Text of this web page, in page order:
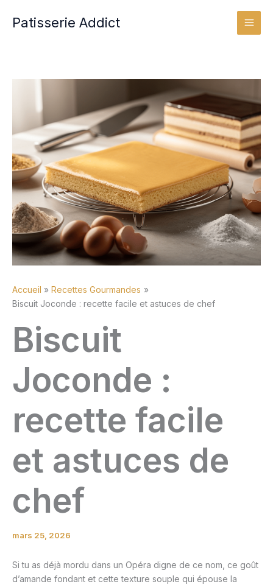
Patisserie Addict
Accueil
Recettes Gourmandes
Biscuit Joconde : recette facile et astuces de chef
Biscuit
Joconde :
recette facile
et astuces de
chef
mars 25, 2026
Si tu as déjà mordu dans un Opéra digne de ce nom, ce goût
d’amande fondant et cette texture souple qui épouse la